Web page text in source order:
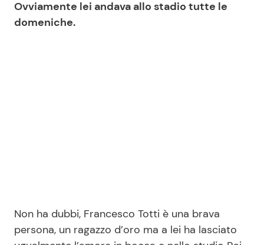
Ovviamente lei andava allo stadio tutte le
domeniche.
Non ha dubbi, Francesco Totti è una brava
persona, un ragazzo d’oro ma a lei ha lasciato